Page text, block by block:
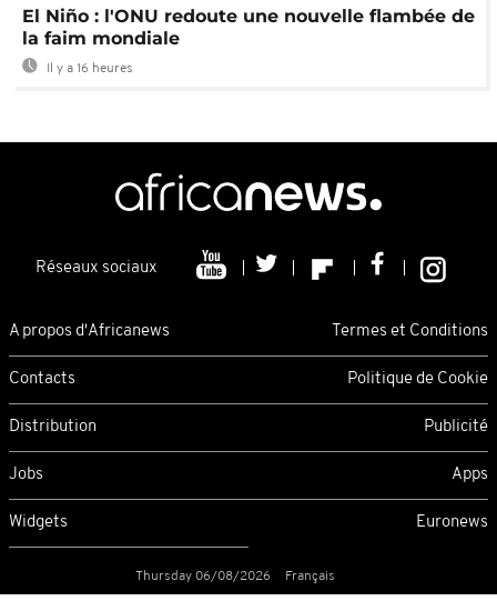
El Niño : l'ONU redoute une nouvelle flambée de
la faim mondiale
Il y a 16 heures
Réseaux sociaux
A propos d'Africanews Termes et Conditions
Contacts Politique de Cookie
Distribution Publicité
Jobs Apps
Widgets Euronews
Thursday 06/08/2026